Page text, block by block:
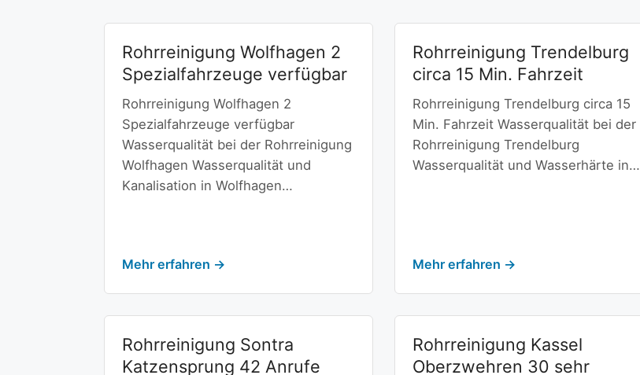
Rohrreinigung Wolfhagen 2
Spezialfahrzeuge verfügbar
Rohrreinigung Wolfhagen 2
Spezialfahrzeuge verfügbar
Wasserqualität bei der Rohrreinigung
Wolfhagen Wasserqualität und
Kanalisation in Wolfhagen…
Mehr erfahren →
Rohrreinigung Trendelburg
circa 15 Min. Fahrzeit
Rohrreinigung Trendelburg circa 15
Min. Fahrzeit Wasserqualität bei der
Rohrreinigung Trendelburg
Wasserqualität und Wasserhärte in…
Mehr erfahren →
Rohrreinigung Sontra
Katzensprung 42 Anrufe
Rohrreinigung Kassel
Oberzwehren 30 sehr